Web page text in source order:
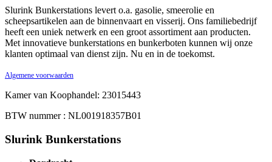
Slurink Bunkerstations levert o.a. gasolie, smeerolie en
scheepsartikelen aan de binnenvaart en visserij. Ons familiebedrijf
heeft een uniek netwerk en een groot assortiment aan producten.
Met innovatieve bunkerstations en bunkerboten kunnen wij onze
klanten optimaal van dienst zijn. Nu en in de toekomst.
Algemene voorwaarden
Kamer van Koophandel: 23015443
BTW nummer : NL001918357B01
Slurink Bunkerstations